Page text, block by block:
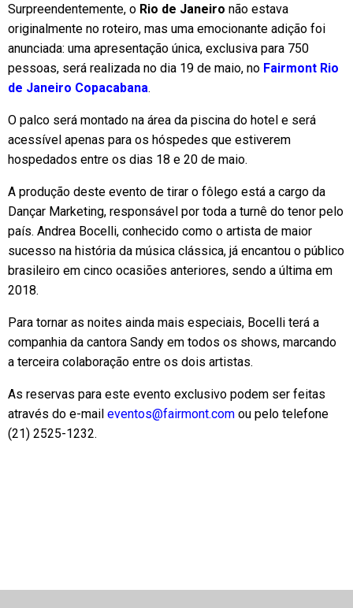
Surpreendentemente, o Rio de Janeiro não estava
originalmente no roteiro, mas uma emocionante adição foi
anunciada: uma apresentação única, exclusiva para 750
pessoas, será realizada no dia 19 de maio, no Fairmont Rio
de Janeiro Copacabana.
O palco será montado na área da piscina do hotel e será
acessível apenas para os hóspedes que estiverem
hospedados entre os dias 18 e 20 de maio.
A produção deste evento de tirar o fôlego está a cargo da
Dançar Marketing, responsável por toda a turnê do tenor pelo
país. Andrea Bocelli, conhecido como o artista de maior
sucesso na história da música clássica, já encantou o público
brasileiro em cinco ocasiões anteriores, sendo a última em
2018.
Para tornar as noites ainda mais especiais, Bocelli terá a
companhia da cantora Sandy em todos os shows, marcando
a terceira colaboração entre os dois artistas.
As reservas para este evento exclusivo podem ser feitas
através do e-mail eventos@fairmont.com ou pelo telefone
(21) 2525-1232.